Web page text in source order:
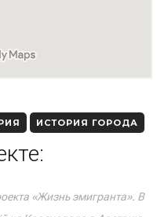
ИСТОРИЯ ГОРОДА
«Жизнь эмигранта». В